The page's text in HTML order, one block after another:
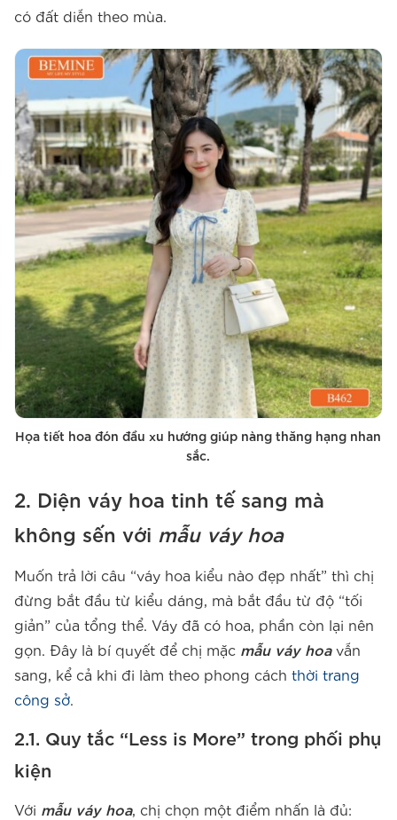
có đất diễn theo mùa.
Họa tiết hoa đón đầu xu hướng giúp nàng thăng hạng nhan
sắc.
2. Diện váy hoa tinh tế sang mà
không sến với mẫu váy hoa
Muốn trả lời câu “váy hoa kiểu nào đẹp nhất” thì chị
đừng bắt đầu từ kiểu dáng, mà bắt đầu từ độ “tối
giản” của tổng thể. Váy đã có hoa, phần còn lại nên
gọn. Đây là bí quyết để chị mặc mẫu váy hoavẫn
sang, kể cả khi đi làm theo phong cách thời trang
công sở.
2.1. Quy tắc “Less is More” trong phối phụ
kiện
Với mẫu váy hoa, chị chọn một điểm nhấn là đủ: